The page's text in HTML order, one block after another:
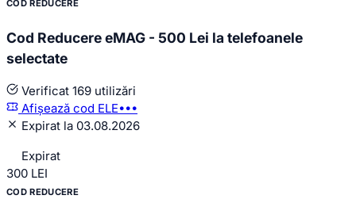
COD REDUCERE
Cod Reducere eMAG - 500 Lei la telefoanele
selectate
Verificat 169 utilizări
Afișează cod ELE•••
Expirat la 03.08.2026
Expirat
300 LEI
COD REDUCERE